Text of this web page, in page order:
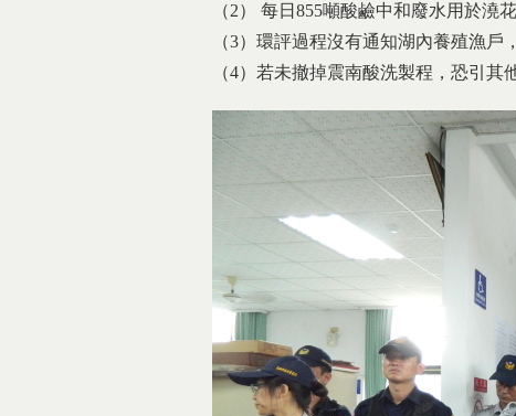
（2） 每日855噸酸鹼中和廢水用於澆
（3）環評過程沒有通知湖內養殖漁戶
（4）若未撤掉震南酸洗製程，恐引其